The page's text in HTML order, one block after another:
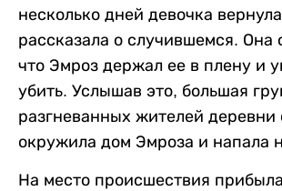
несколько дней девочка
рассказала о случившемся. Она
что Эмроз держал ее в плену и
убить. Услышав это, большая
разгневанных жителей деревни
окружила дом Эмроза и напала
На место происшествия